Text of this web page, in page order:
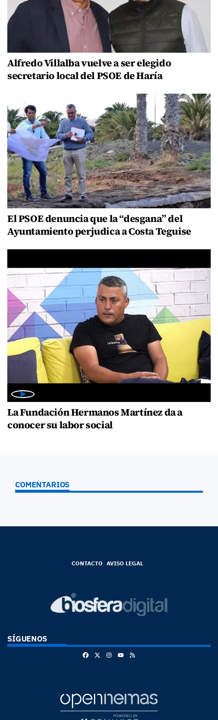
Alfredo Villalba vuelve a ser elegido
secretario local del PSOE de Haría
El PSOE denuncia que la “desgana” del
Ayuntamiento perjudica a Costa Teguise
La Fundación Hermanos Martínez da a
conocer su labor social
COMENTARIOS
CONTACTO AVISO LEGAL
SÍGUENOS
FacebookInstagram